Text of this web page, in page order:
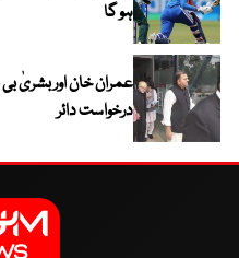
ہو گا
عمران خان اور بشریٰ
درخواست دائر